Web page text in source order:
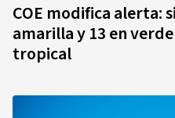
COE modifica alerta:
amarilla y 13 en
tropical